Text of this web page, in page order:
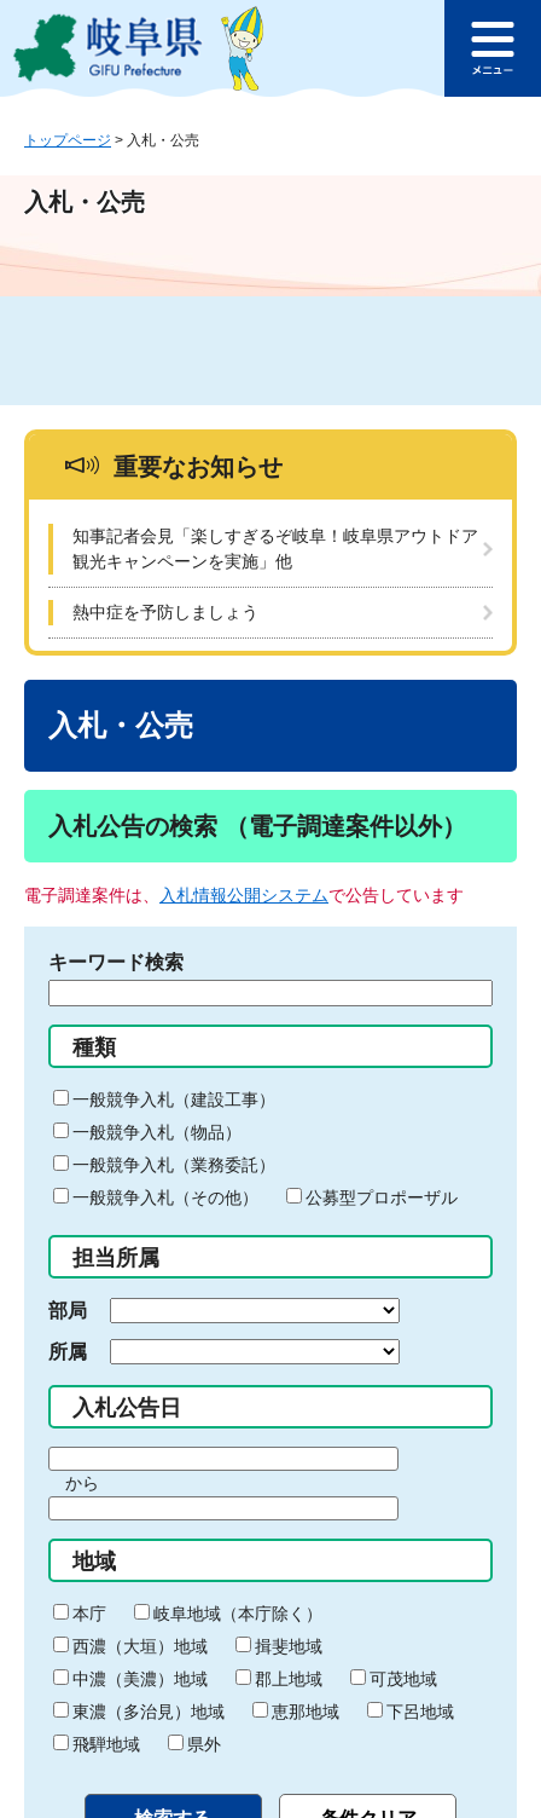
ジ
ュ
文
このページの本文へ
ュ
トップページ > 入札・公売
入札・公売
重要なお知らせ
知事記者会見「楽しすぎるぞ岐阜！岐阜県アウトドア
観光キャンペーンを実施」他
熱中症を予防しましょう
入札・公売
入札公告の検索 （電子調達案件以外）
電子調達案件は、 入札情報公開システムで公告しています
キーワード検索
る
キ
ー
ワ
ー
ド
入
力
種類
一般競争入札（建設工事）
一般競争入札（物品）
一般競争入札（業務委託）
一般競争入札（その他）
公募型プロポーザル
担当所属
部局
所属
入札公告日
間
始
り
から
間
終
わ
り
地域
本庁
岐阜地域（本庁除く）
西濃（大垣）地域
揖斐地域
中濃（美濃）地域
郡上地域
可茂地域
東濃（多治見）地域
恵那地域
下呂地域
飛騨地域
県外